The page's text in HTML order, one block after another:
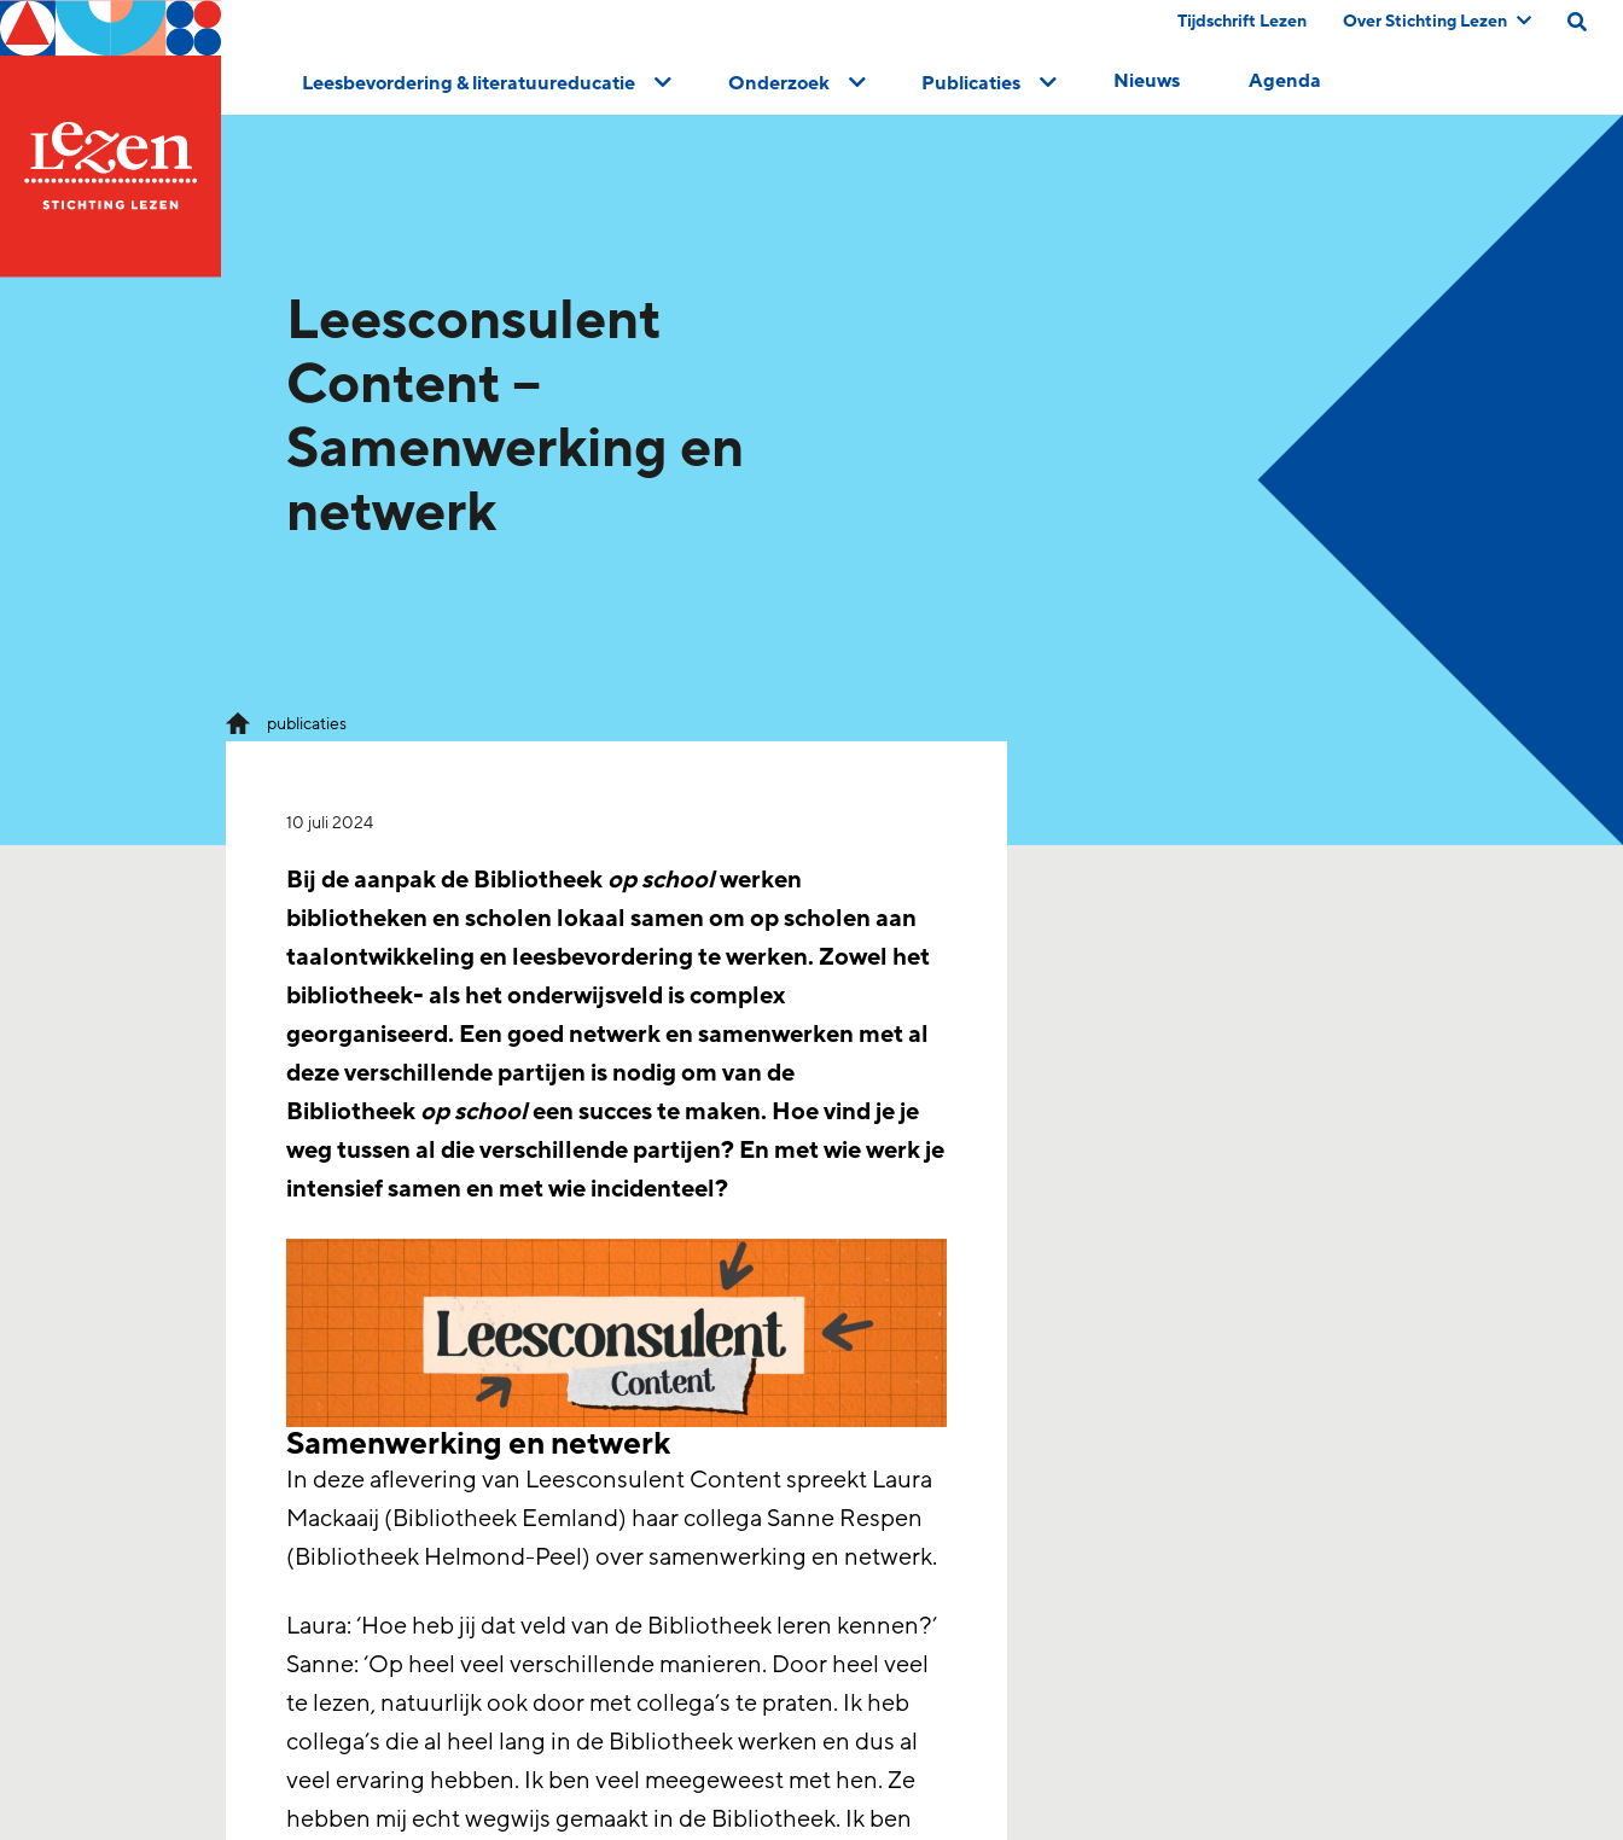
Tijdschrift Lezen Over Stichting Lezen
Leesbevordering & literatuureducatie Onderzoek Publicaties Nieuws Agenda
Leesconsulent
Content –
Samenwerking en
netwerk
publicaties
10 juli 2024
Bij de aanpak de Bibliotheekop schoolwerken
bibliotheken en scholen lokaal samen om op scholen aan
taalontwikkeling en leesbevordering te werken. Zowel het
bibliotheek- als het onderwijsveld is complex
georganiseerd. Een goed netwerk en samenwerken met al
deze verschillende partijen is nodig om van de
Bibliotheekop schooleen succes te maken. Hoe vind je je
weg tussen al die verschillende partijen? En met wie werk je
intensief samen en met wie incidenteel?
Samenwerking en netwerk
In deze aflevering van Leesconsulent Content spreekt Laura
Mackaaij (Bibliotheek Eemland) haar collega Sanne Respen
(Bibliotheek Helmond-Peel) over samenwerking en netwerk.
Laura: ‘Hoe heb jij dat veld van de Bibliotheek leren kennen?’
Sanne: ‘Op heel veel verschillende manieren. Door heel veel
te lezen, natuurlijk ook door met collega’s te praten. Ik heb
collega’s die al heel lang in de Bibliotheek werken en dus al
veel ervaring hebben. Ik ben veel meegeweest met hen. Ze
hebben mij echt wegwijs gemaakt in de Bibliotheek. Ik ben